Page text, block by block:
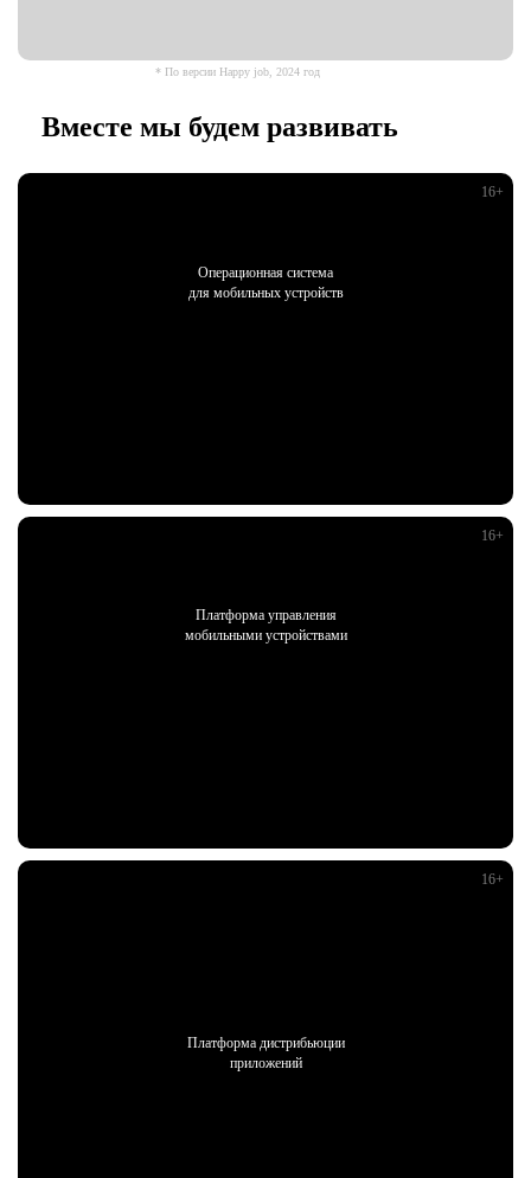
Вместе мы будем развивать
Операционная система
для мобильных устройств
Платформа управления
мобильными устройствами
Платформа дистрибьюции
приложений